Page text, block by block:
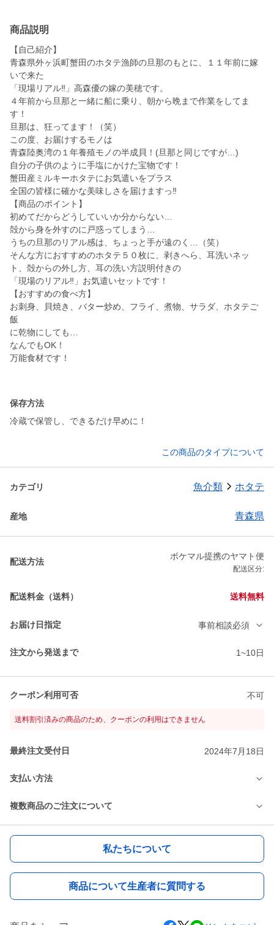
商品説明
【自己紹介】
青森県外ヶ浜町蟹田のホタテ漁師の旦那のもとに、１１年前に嫁
いで来た
「現場リアル‼」高森優の嫁の美穂です。
４年前から旦那と一緒に船に乗り、朝から晩まで作業をしてま
す！
旦那は、狂ってます！（笑）
この度、お届けするモノは
青森陸奥湾の１年養殖モノの半成貝！(旦那と同じですが…)
自分の子供のように手塩にかけた宝物です！
蟹田産ミルキーホタテにお気遣いをプラス
全国の皆様に確かな美味しさを届けますっ‼
【商品のポイント】
初めてだからどうしていいか分からない…
殻から身を外すのに戸惑ってしまう…
うちの旦那のリアル感は、ちょっと手が遠のく…（笑）
そんな方におすすめのホタテ５０枚に、剥きへら、耳洗いネッ
ト、殻からの外し方、耳の洗い方説明付きの
「現場のリアル‼」お気遣いセットです！
【おすすめの食べ方】
お刺身、貝焼き、バター炒め、フライ、煮物、サラダ、ホタテご
飯
に乾物にしても…
なんでもOK！
万能食材です！
保存方法
冷蔵で保管し、できるだけ早めに！
この商品のタイプについて
カテゴリ 魚介類 ホタテ
産地 青森県
配送方法
ポケマル提携のヤマト便
配送区分:
配送料金（送料） 送料無料
お届け日指定 事前相談必須
注文から発送まで 1~10日
クーポン利用可否 不可
送料割引済みの商品のため、クーポンの利用はできません
最終注文受付日 2024年7月18日
支払い方法
複数商品のご注文について
私たちについて
商品について生産者に質問する